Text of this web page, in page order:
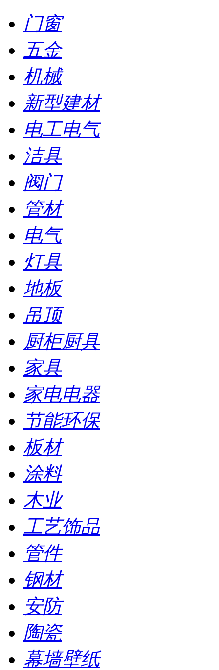
门窗
五金
机械
新型建材
电工电气
洁具
阀门
管材
电气
灯具
地板
吊顶
厨柜厨具
家具
家电电器
节能环保
板材
涂料
木业
工艺饰品
管件
钢材
安防
陶瓷
幕墙壁纸